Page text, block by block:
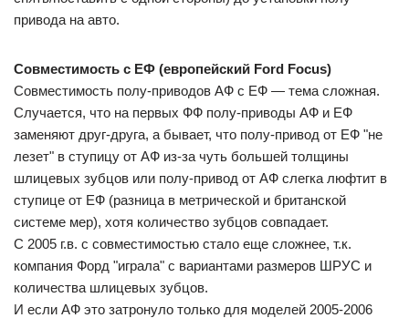
привода на авто.
Совместимость с ЕФ (европейский Ford Focus)
Совместимость полу-приводов АФ с ЕФ — тема сложная.
Случается, что на первых ФФ полу-приводы АФ и ЕФ
заменяют друг-друга, а бывает, что полу-привод от ЕФ "не
лезет" в ступицу от АФ из-за чуть большей толщины
шлицевых зубцов или полу-привод от АФ слегка люфтит в
ступице от ЕФ (разница в метрической и британской
системе мер), хотя количество зубцов совпадает.
С 2005 г.в. с совместимостью стало еще сложнее, т.к.
компания Форд "играла" с вариантами размеров ШРУС и
количества шлицевых зубцов.
И если АФ это затронуло только для моделей 2005-2006